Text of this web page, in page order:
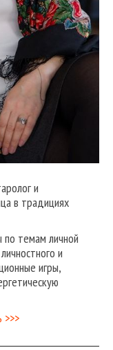
и
в традициях
по темам личной
и
игры,